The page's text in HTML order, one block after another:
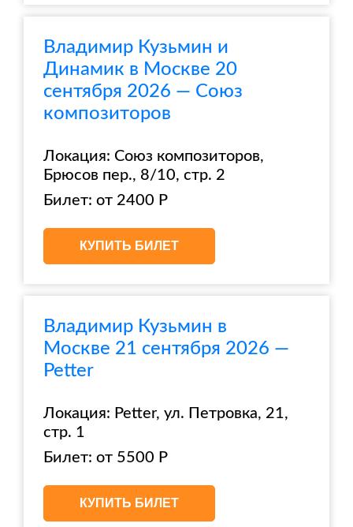
Владимир Кузьмин и
Динамик в Москве 20
сентября 2026 — Союз
композиторов
Локация: Союз композиторов,
Брюсов пер., 8/10, стр. 2
Билет: от 2400 Р
КУПИТЬ БИЛЕТ
Владимир Кузьмин в
Москве 21 сентября 2026 —
Petter
Локация: Petter, ул. Петровка, 21,
стр. 1
Билет: от 5500 Р
КУПИТЬ БИЛЕТ